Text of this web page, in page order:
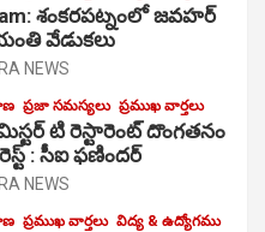
శంకరపట్నంలో జవహర్
వేడుకలు
NEWS
ప్రజా సమస్యలు ప్రముఖ వార్తలు
టి రెస్టారెంట్ దొంగతనం
: సీఐ ఫణిందర్
NEWS
ప్రముఖ వార్తలు విద్య & ఉద్యోగము